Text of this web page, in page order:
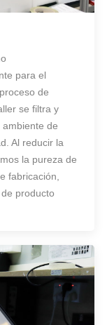
para el
de
se filtra y
de
Al reducir la
la pureza de
fabricación,
producto